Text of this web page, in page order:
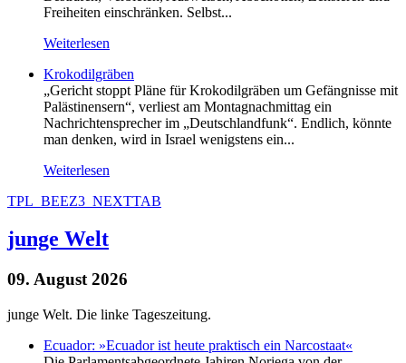
Freiheiten einschränken. Selbst...
Weiterlesen
Krokodilgräben
„Gericht stoppt Pläne für Krokodilgräben um Gefängnisse mit
Palästinensern“, verliest am Montagnachmittag ein
Nachrichtensprecher im „Deutschlandfunk“. Endlich, könnte
man denken, wird in Israel wenigstens ein...
Weiterlesen
TPL_BEEZ3_NEXTTAB
junge Welt
09. August 2026
junge Welt. Die linke Tageszeitung.
Ecuador: »Ecuador ist heute praktisch ein Narcostaat«